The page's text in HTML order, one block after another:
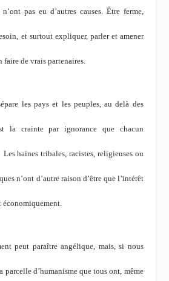
pas eu d’autres causes. Être ferme,
et surtout expliquer, parler et amener
faire de vrais partenaires.
les pays et les peuples, au delà des
la crainte par ignorance que chacun
haines tribales, racistes, religieuses ou
n’ont d’autre raison d’être que l’intérêt
peut paraître angélique, mais, si nous
parcelle d’humanisme que tous ont, même